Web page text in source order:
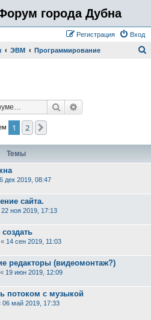
города Дубна
Вход
Регистрация
ЭВМ Программирование
Поиск
1 2
Темы
дек 2019, 08:47
сайта.
22 ноя 2019, 17:13
« 14 сен 2019, 11:03
редакторы (видеомонтаж?)
« 19 июн 2019, 12:09
потоком с музыкой
06 май 2019, 17:33